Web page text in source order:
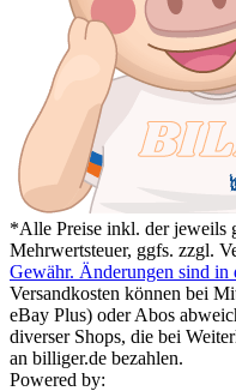
*Alle Preise inkl. der jeweils
Mehrwertsteuer, ggfs. zzgl.
Gewähr. Änderungen sind
Versandkosten können bei
eBay Plus) oder Abos
diverser Shops, die bei
an billiger.de bezahlen.
Powered by: